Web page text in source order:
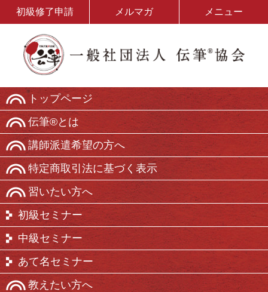
初級修了申請 メルマガ メニュー
トップページ
伝筆®とは
講師派遣希望の方へ
特定商取引法に基づく表示
習いたい方へ
初級セミナー
中級セミナー
あて名セミナー
教えたい方へ